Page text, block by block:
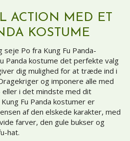
ACTION MED ET
KOSTUME
seje Po fra Kung Fu Panda-
Panda kostume det perfekte valg
dig mulighed for at træde ind i
og imponere alle med
i det mindste med dit
Fu Panda kostumer er
af den elskede karakter, med
farver, den gule bukser og
hat.